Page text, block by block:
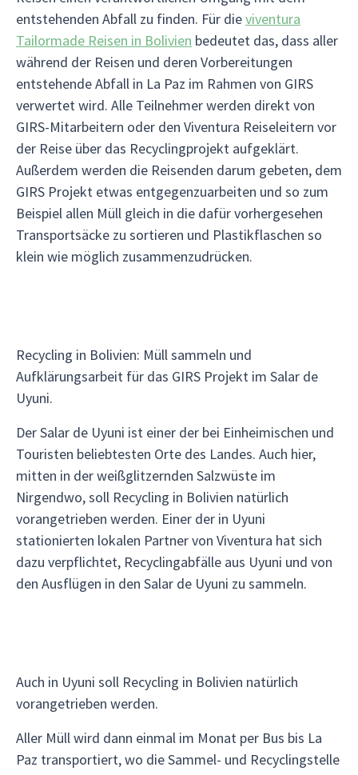
entstehenden Abfall zu finden. Für dieviventura
Tailormade Reisen in Bolivien bedeutet das, dass aller
während der Reisen und deren Vorbereitungen
entstehende Abfall in La Paz im Rahmen von GIRS
verwertet wird. Alle Teilnehmer werden direkt von
GIRS-Mitarbeitern oder den Viventura Reiseleitern vor
der Reise über das Recyclingprojekt aufgeklärt.
Außerdem werden die Reisenden darum gebeten, dem
GIRS Projekt etwas entgegenzuarbeiten und so zum
Beispiel allen Müll gleich in die dafür vorhergesehen
Transportsäcke zu sortieren und Plastikflaschen so
klein wie möglich zusammenzudrücken.
Recycling in Bolivien: Müll sammeln und
Aufklärungsarbeit für das GIRS Projekt im Salar de
Uyuni.
Der Salar de Uyuni ist einer der bei Einheimischen und
Touristen beliebtesten Orte des Landes. Auch hier,
mitten in der weißglitzernden Salzwüste im
Nirgendwo, soll Recycling in Bolivien natürlich
vorangetrieben werden. Einer der in Uyuni
stationierten lokalen Partner von Viventura hat sich
dazu verpflichtet, Recyclingabfälle aus Uyuni und von
den Ausflügen in den Salar de Uyuni zu sammeln.
Auch in Uyuni soll Recycling in Bolivien natürlich
vorangetrieben werden.
Aller Müll wird dann einmal im Monat per Bus bis La
Paz transportiert, wo die Sammel- und Recyclingstelle